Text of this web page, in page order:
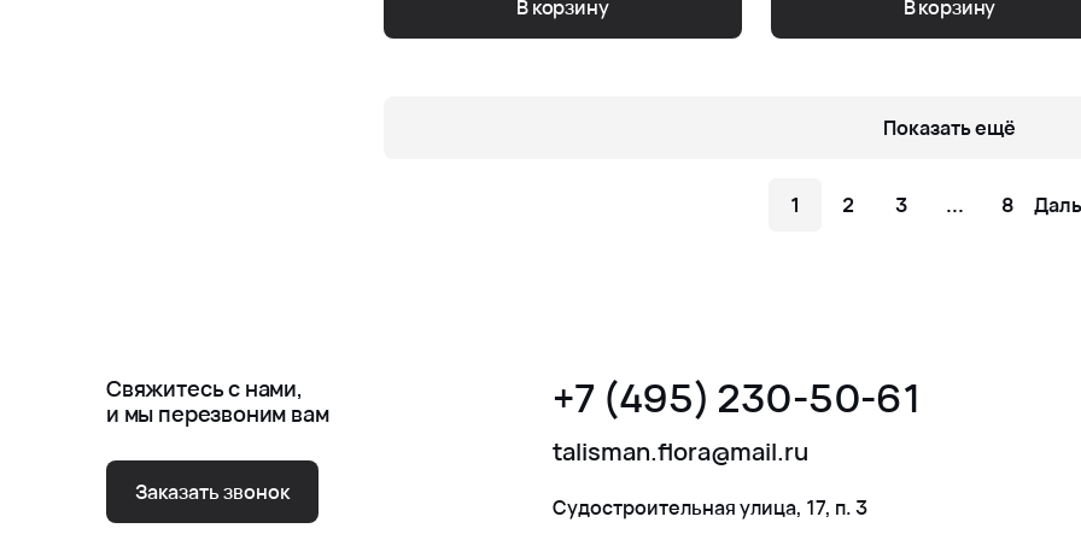
В корзину В корзину
Показать ещё
1 2 3 ... 8
Свяжитесь с нами,
и мы перезвоним вам
Заказать звонок
+7 (495) 230-50-61
talisman.flora@mail.ru
Судостроительная улица, 17, п. 3